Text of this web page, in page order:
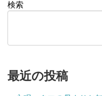
検索
最近の投稿